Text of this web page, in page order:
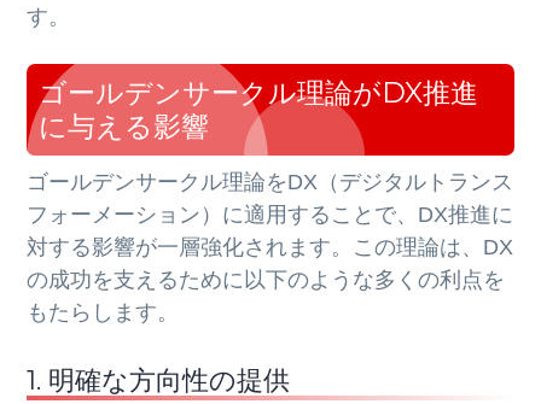
す。
ゴールデンサークル理論がDX推進
に与える影響
ゴールデンサークル理論をDX（デジタルトランス
フォーメーション）に適用することで、DX推進に
対する影響が一層強化されます。この理論は、DX
の成功を支えるために以下のような多くの利点を
もたらします。
1. 明確な方向性の提供